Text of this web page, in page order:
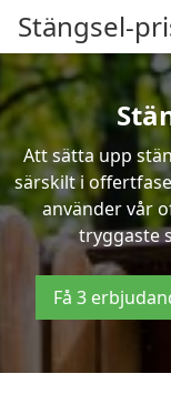
Stängsel-
Att sätta upp
särskilt i
använder vår
tryggaste
Få 3